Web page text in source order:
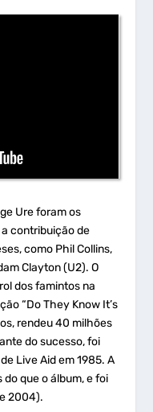
Ure foram os
contribuição de
como Phil Collins,
Clayton (U2). O
dos famintos na
“Do They Know It’s
rendeu 40 milhões
do sucesso, foi
Live Aid em 1985. A
que o álbum, e foi
2004).